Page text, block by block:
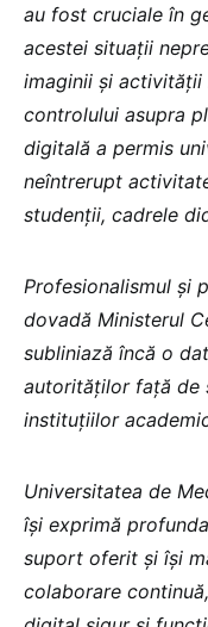
au fost cruciale în
acestei situații
imaginii și activității
controlului asupra
digitală a permis
neîntrerupt
studenții, cadrele
Profesionalismul și
dovadă Ministerul
subliniază încă o
autorităților față de
instituțiilor
Universitatea de
își exprimă
suport oferit și își
colaborare